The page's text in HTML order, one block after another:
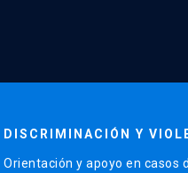
DISCRIMINACIÓN Y
Orientación y apoyo en casos